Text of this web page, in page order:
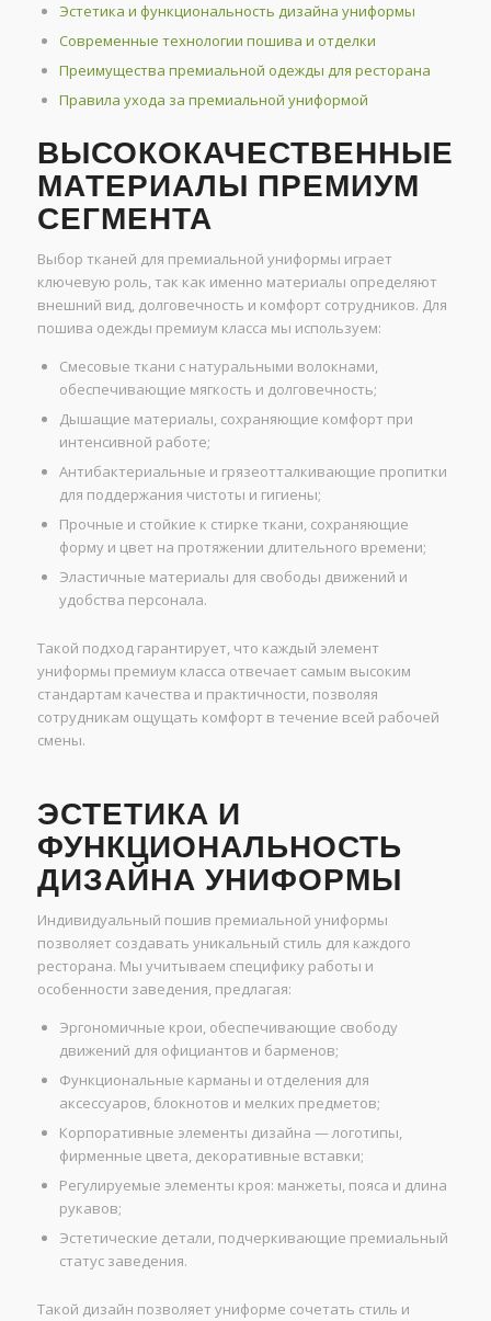
Эстетика и функциональность дизайна униформы
Современные технологии пошива и отделки
Преимущества премиальной одежды для ресторана
Правила ухода за премиальной униформой
ВЫСОКОКАЧЕСТВЕННЫЕ
МАТЕРИАЛЫ ПРЕМИУМ
СЕГМЕНТА
Выбор тканей для премиальной униформы играет
ключевую роль, так как именно материалы определяют
внешний вид, долговечность и комфорт сотрудников. Для
пошива одежды премиум класса мы используем:
Смесовые ткани с натуральными волокнами,
обеспечивающие мягкость и долговечность;
Дышащие материалы, сохраняющие комфорт при
интенсивной работе;
Антибактериальные и грязеотталкивающие пропитки
для поддержания чистоты и гигиены;
Прочные и стойкие к стирке ткани, сохраняющие
форму и цвет на протяжении длительного времени;
Эластичные материалы для свободы движений и
удобства персонала.
Такой подход гарантирует, что каждый элемент
униформы премиум класса отвечает самым высоким
стандартам качества и практичности, позволяя
сотрудникам ощущать комфорт в течение всей рабочей
смены.
ЭСТЕТИКА И
ФУНКЦИОНАЛЬНОСТЬ
ДИЗАЙНА УНИФОРМЫ
Индивидуальный пошив премиальной униформы
позволяет создавать уникальный стиль для каждого
ресторана. Мы учитываем специфику работы и
особенности заведения, предлагая:
Эргономичные крои, обеспечивающие свободу
движений для официантов и барменов;
Функциональные карманы и отделения для
аксессуаров, блокнотов и мелких предметов;
Корпоративные элементы дизайна — логотипы,
фирменные цвета, декоративные вставки;
Регулируемые элементы кроя: манжеты, пояса и длина
рукавов;
Эстетические детали, подчеркивающие премиальный
статус заведения.
Такой дизайн позволяет униформе сочетать стиль и